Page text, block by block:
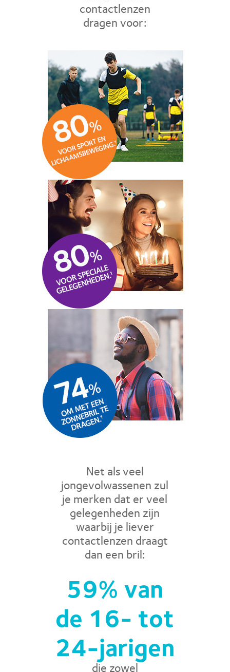
contactlenzen
dragen voor:
Net als veel
jongevolwassenen zul
je merken dat er veel
gelegenheden zijn
waarbij je liever
contactlenzen draagt
dan een bril:
59% van
de 16- tot
24-jarigen
die zowel